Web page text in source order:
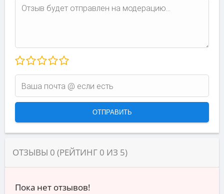
ОТЗЫВЫ 0 (РЕЙТИНГ 0 ИЗ 5)
Пока нет отзывов!